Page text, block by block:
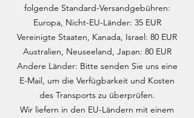
folgende Standard-Versandgebühren:
Europa, Nicht-EU-Länder: 35 EUR
Vereinigte Staaten, Kanada, Israel: 80 EUR
Australien, Neuseeland, Japan: 80 EUR
Andere Länder: Bitte senden Sie uns eine
E-Mail, um die Verfügbarkeit und Kosten
des Transports zu überprüfen.
Wir liefern in den EU-Ländern mit einem